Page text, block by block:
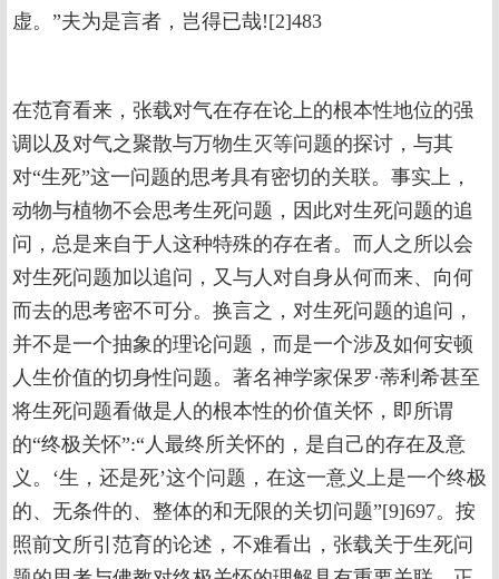
虚。”夫为是言者，岂得已哉![2]483
在范育看来，张载对气在存在论上的根本性地位的强
调以及对气之聚散与万物生灭等问题的探讨，与其
对“生死”这一问题的思考具有密切的关联。事实上，
动物与植物不会思考生死问题，因此对生死问题的追
问，总是来自于人这种特殊的存在者。而人之所以会
对生死问题加以追问，又与人对自身从何而来、向何
而去的思考密不可分。换言之，对生死问题的追问，
并不是一个抽象的理论问题，而是一个涉及如何安顿
人生价值的切身性问题。著名神学家保罗·蒂利希甚至
将生死问题看做是人的根本性的价值关怀，即所谓
的“终极关怀”:“人最终所关怀的，是自己的存在及意
义。‘生，还是死’这个问题，在这一意义上是一个终极
的、无条件的、整体的和无限的关切问题”[9]697。按
照前文所引范育的论述，不难看出，张载关于生死问